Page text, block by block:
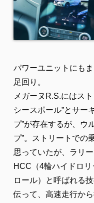
パワーユニットにも
足回り。
メガーヌR.S.にはス
シースポール”とサー
プ”が存在するが、ウ
プ”。ストリートでの
思っていたが、ラリ
HCC（4輪ハイドロ
ロール）と呼ばれる
伝って、高速走行か